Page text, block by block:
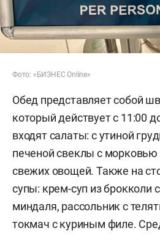
Фото: «БИЗНЕС Online»
Обед представляет собой
который действует с 11:00
входят салаты: с утиной
печеной свеклы с
свежих овощей. Также на
супы: крем-суп из брокколи
миндаля, рассольник с
токмач с куриным филе.